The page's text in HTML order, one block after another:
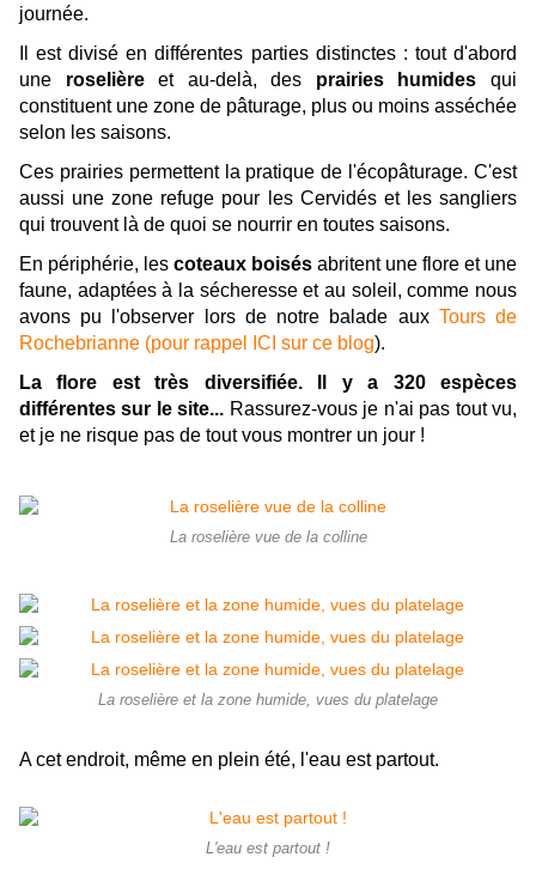
journée.
Il est divisé en différentes parties distinctes : tout d'abord
une roselièreet au-delà, des prairies humides qui
constituent une zone de pâturage, plus ou moins asséchée
selon les saisons.
Ces prairies permettent la pratique de l'écopâturage. C'est
aussi une zone refuge pour les Cervidés et les sangliers
qui trouvent là de quoi se nourrir en toutes saisons.
En périphérie, les coteaux boisés abritent une flore et une
faune, adaptées à la sécheresse et au soleil, comme nous
avons pu l'observer lors de notre balade aux Tours de
Rochebrianne (pour rappel ICI sur ce blog).
La flore est très diversifiée. Il y a 320 espèces
différentes sur le site... Rassurez-vous je n'ai pas tout vu,
et je ne risque pas de tout vous montrer un jour !
La roselière vue de la colline
La roselière et la zone humide, vues du platelage
A cet endroit, même en plein été, l'eau est partout.
L'eau est partout !